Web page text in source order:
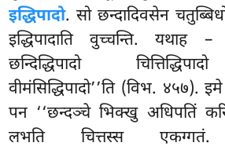
इद्धिपादो. सो छन्दादिवसेन
इद्धिपादाति वुच्चन्ति. यथाह –
छन्दिद्धिपादो
वीमंसिद्धिपादो’’ति (विभ. ४५७).
पन ‘‘छन्दञ्चे भिक्खु अधिपतिं
लभति चित्तस्स